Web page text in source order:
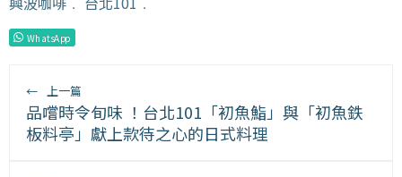
WhatsApp
← 上一篇
品嚐時令旬味 ！台北101「初魚鮨」與「初魚鉄
板料亭」獻上款待之心的日式料理